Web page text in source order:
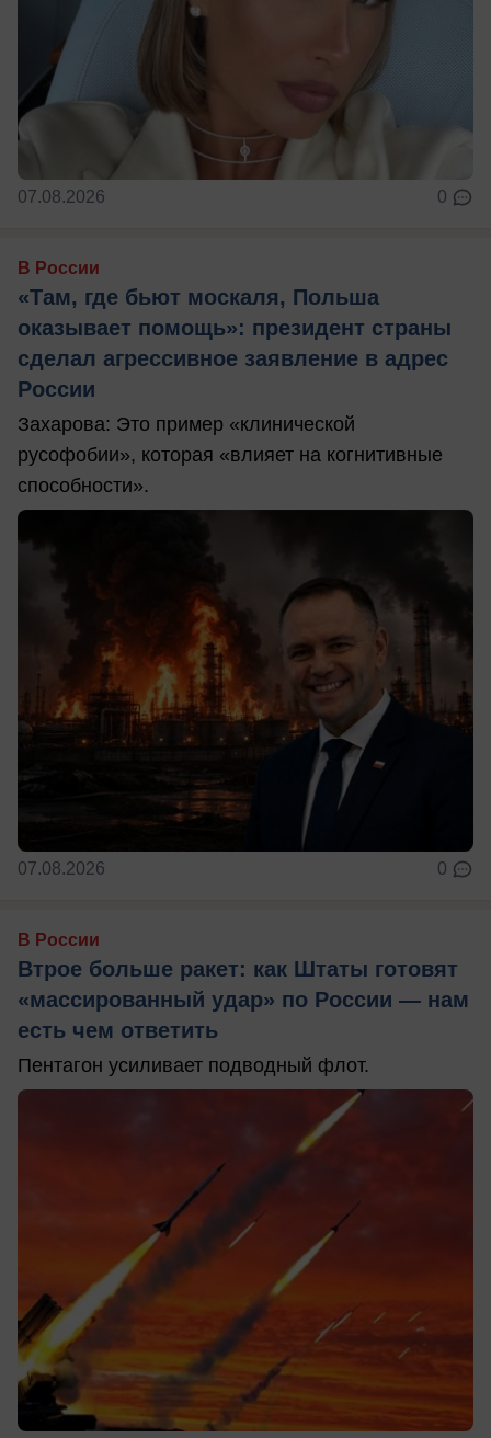
07.08.2026 0
В России
«Там, где бьют москаля, Польша
оказывает помощь»: президент страны
сделал агрессивное заявление в адрес
России
Захарова: Это пример «клинической
русофобии», которая «влияет на когнитивные
способности».
07.08.2026 0
В России
Втрое больше ракет: как Штаты готовят
«массированный удар» по России — нам
есть чем ответить
Пентагон усиливает подводный флот.